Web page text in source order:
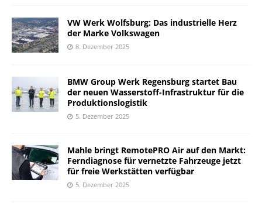
VW Werk Wolfsburg: Das industrielle Herz
der Marke Volkswagen
8. Dezember 2025
BMW Group Werk Regensburg startet Bau
der neuen Wasserstoff-Infrastruktur für die
Produktionslogistik
5. Dezember 2025
Mahle bringt RemotePRO Air auf den Markt:
Ferndiagnose für vernetzte Fahrzeuge jetzt
für freie Werkstätten verfügbar
5. Dezember 2025